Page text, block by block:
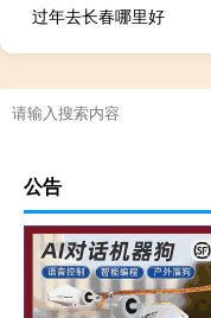
过年去长春哪里好
公告